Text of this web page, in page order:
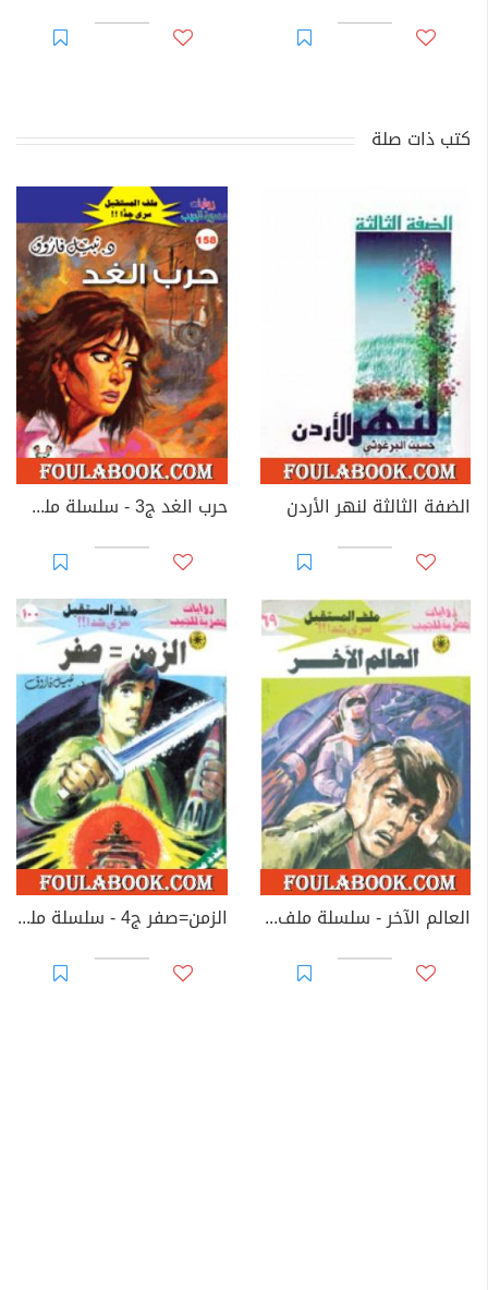
كتب ذات صلة
الضفة الثالثة لنهر الأردن حرب الغد ج3 - سلسلة ملف المستقبل
العالم الآخر - سلسلة ملف المستقبل الزمن=صفر ج4 - سلسلة ملف المستقبل